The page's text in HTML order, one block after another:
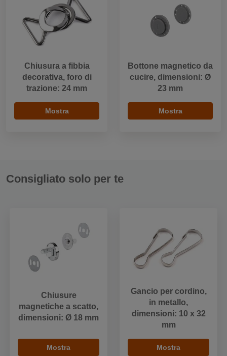
Chiusura a fibbia
decorativa, foro di
trazione: 24 mm
Mostra
Bottone magnetico da
cucire, dimensioni: Ø
23 mm
Mostra
Consigliato solo per te
Chiusure
magnetiche a scatto,
dimensioni: Ø 18 mm
Mostra
Gancio per cordino,
in metallo,
dimensioni: 10 x 32
mm
Mostra